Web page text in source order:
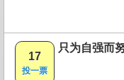
17
投一票
只为自强而